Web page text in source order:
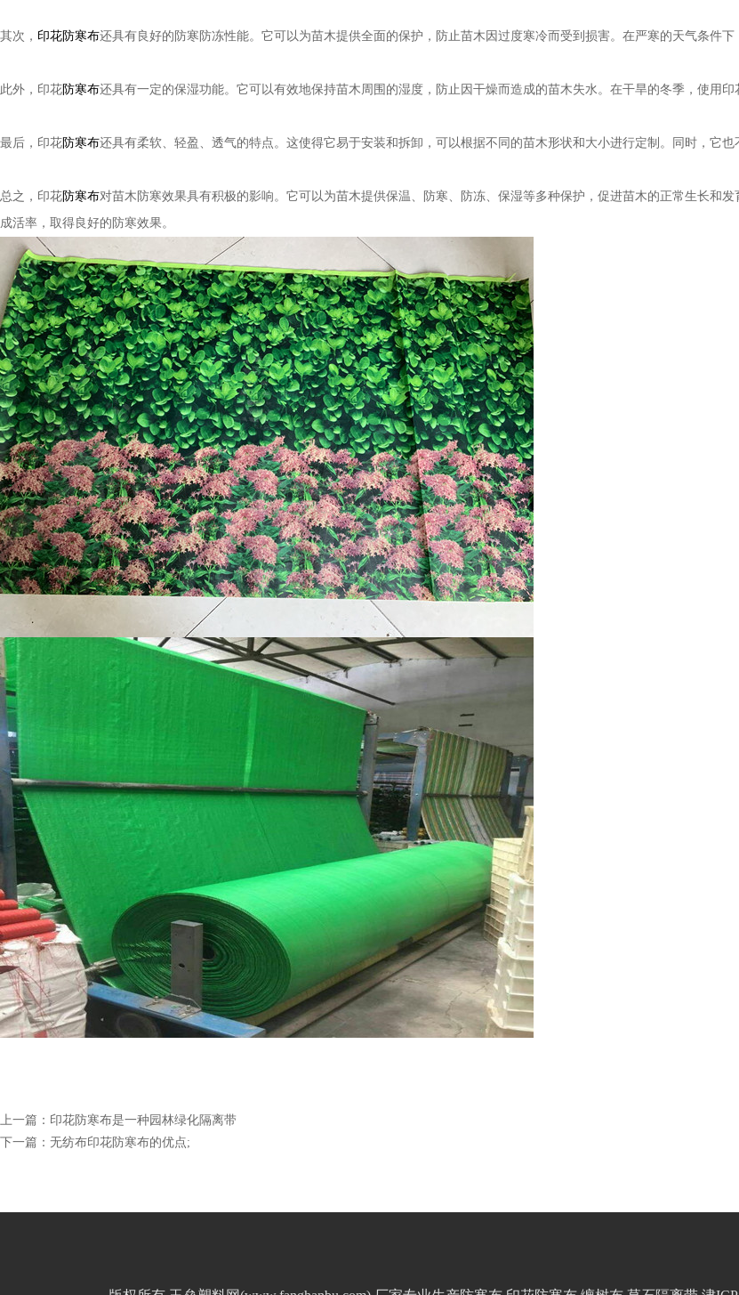
其次， 印花防寒布还具有良好的防寒防冻性能。它可以为苗木提供全面的保护，防止苗木因过度寒冷而受到损害。在严寒的天气条件下
此外，印花防寒布还具有一定的保湿功能。它可以有效地保持苗木周围的湿度，防止因干燥而造成的苗木失水。在干旱的冬季，使用印
最后，印花防寒布还具有柔软、轻盈、透气的特点。这使得它易于安装和拆卸，可以根据不同的苗木形状和大小进行定制。同时，它
总之，印花防寒布对苗木防寒效果具有积极的影响。它可以为苗木提供保温、防寒、防冻、保湿等多种保护，促进苗木的正常生长和
成活率，取得良好的防寒效果。
上一篇： 印花防寒布是一种园林绿化隔离带
下一篇： 无纺布印花防寒布的优点;